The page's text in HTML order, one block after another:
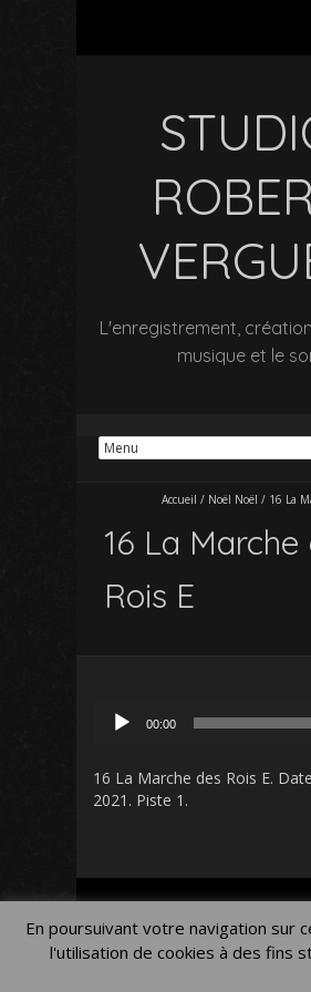
L'enregistrement,
musique et le
Accueil / Noël Noël / 16 La
16 La Marche
Rois E
00:00
16 La Marche des Rois E.
2021. Piste 1.
Mentions légales
En poursuivant votre navigation sur
l'utilisation de cookies à des fins